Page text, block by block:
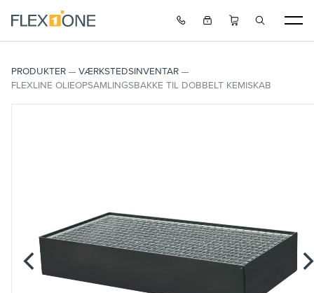
PRODUKTER
VÆRKSTEDSINVENTAR
FLEXLINE OLIEOPSAMLINGSBAKKE TIL DOBBELT KEMISKAB